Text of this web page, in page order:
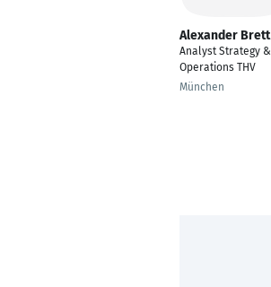
Alexander Brett
Analyst Strategy &
Operations THV
München